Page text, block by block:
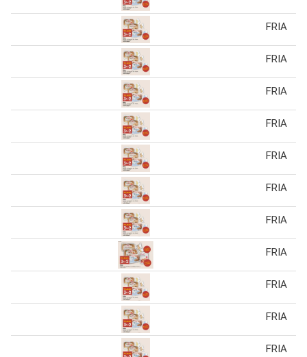
FRIA
FRIA
FRIA
FRIA
FRIA
FRIA
FRIA
FRIA
FRIA
FRIA
FRIA